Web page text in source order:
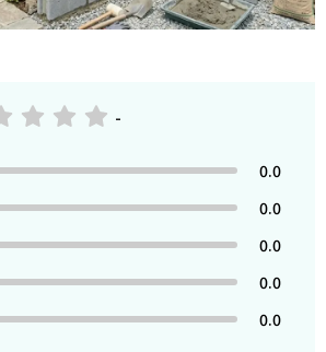
-
0.0
0.0
0.0
0.0
0.0